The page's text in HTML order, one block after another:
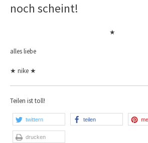
noch scheint!
★
alles liebe
★ nike ★
Teilen ist toll!
twittern teilen
drucken